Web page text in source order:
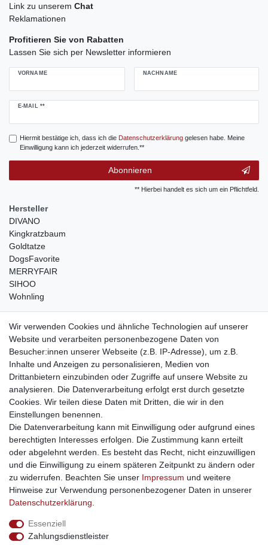
Link zu unserem Chat
Reklamationen
Profitieren Sie von Rabatten
Lassen Sie sich per Newsletter informieren
VORNAME NACHNAME
E-MAIL **
Newsletter
Hiermit bestätige ich, dass ich die Daten­schutz­erklärunggelesen habe. Meine
Einwilligung kann ich jederzeit widerrufen.**
Abonnieren
** Hierbei handelt es sich um ein Pflichtfeld.
Hersteller
DIVANO
Kingkratzbaum
Goldtatze
DogsFavorite
MERRYFAIR
SIHOO
Wohnling
weitere Shops
traumlampen- Lampen und Kronleuchter
kinderwagencenter- Exklusive und günstige Kinderwagen
gastrogeraete24- alles für Gastronomie und Imbiss
soziale Medien
Facebook
sicher einkaufen
Sichere Bestellung und Zahlung via SSL Verschlüsselung
Wir verwenden Cookies und ähnliche Technologien auf unserer
Website und verarbeiten personenbezogene Daten von
Besucher:innen unserer Webseite (z.B. IP-Adresse), um z.B.
Inhalte und Anzeigen zu personalisieren, Medien von
Drittanbietern einzubinden oder Zugriffe auf unsere Website zu
analysieren. Die Datenverarbeitung erfolgt erst durch gesetzte
Cookies. Wir teilen diese Daten mit Dritten, die wir in den
Einstellungen benennen.
Die Datenverarbeitung kann mit Einwilligung oder aufgrund eines
berechtigten Interesses erfolgen. Die Zustimmung kann erteilt
oder abgelehnt werden. Es besteht das Recht, nicht einzuwilligen
und die Einwilligung zu einem späteren Zeitpunkt zu ändern oder
zu widerrufen. Beachten Sie unser Impressum und weitere
Hinweise zur Verwendung personenbezogener Daten in unserer
Daten­schutz­erklärung
Essenziell
Zahlungsdienstleister
Widerrufs­recht Widerrufs­formular